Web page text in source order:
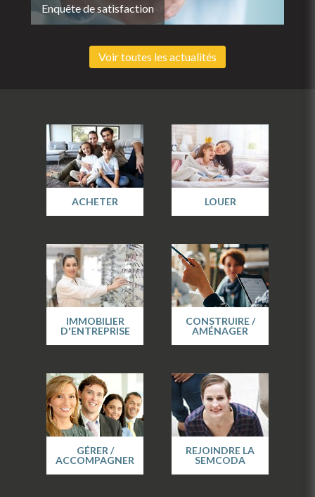
Enquête de satisfaction
Voir toutes les actualités
ACHETER LOUER
IMMOBILIER
D'ENTREPRISE
CONSTRUIRE /
AMÉNAGER
GÉRER /
ACCOMPAGNER
REJOINDRE LA
SEMCODA